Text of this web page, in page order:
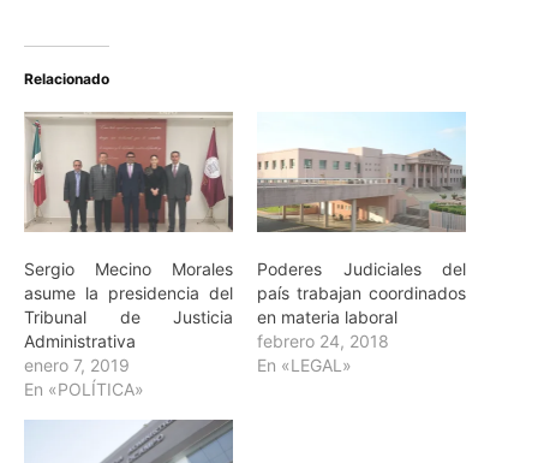
Relacionado
Sergio Mecino Morales
asume la presidencia del
Tribunal de Justicia
Administrativa
enero 7, 2019
En «POLÍTICA»
Poderes Judiciales del
país trabajan coordinados
en materia laboral
febrero 24, 2018
En «LEGAL»